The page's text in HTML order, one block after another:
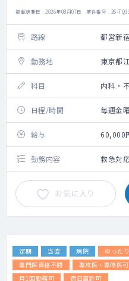
掲載更新日 : 2026年08月07日 案件番号 : 26-
路線 都営新
勤務地 東京都
科目 内科・
日程/時間 毎週金
給与 60,000
勤務内容 救急対
お気に入り
定期 当直 病院 ゆった
専門医資格不問
専攻医・専修医可
月1回勤務可
宿日直許可